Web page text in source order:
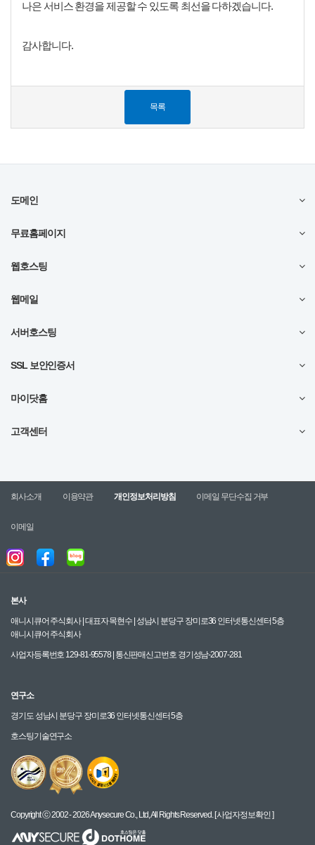
나은 서비스 환경을 제공할 수 있도록 최선을 다하겠습니다.
감사합니다.
목록
도메인
무료홈페이지
웹호스팅
웹메일
서버호스팅
SSL 보안인증서
마이닷홈
고객센터
회사소개 이용약관 개인정보처리방침 이메일 무단수집 거부
이메일
본사
애니시큐어 주식회사 | 대표자 목현수 | 성남시 분당구 장미로36 인터넷통신센터 5층
애니시큐어 주식회사
사업자등록번호 129-81-95578 | 통신판매신고번호 경기성남-2007-281
연구소
경기도 성남시 분당구 장미로36 인터넷통신센터 5층
호스팅기술연구소
Copyright ⓒ 2002 - 2026 Anysecure Co., Ltd, All Rights Reserved.[ 사업자정보확인 ]